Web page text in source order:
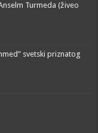
Turmeda (živeo
svetski priznatog